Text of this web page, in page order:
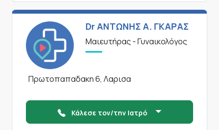
Dr ΑΝΤΩΝΗΣ Α. ΓΚΑΡΑΣ
Μαιευτήρας - Γυναικολόγος
Πρωτοπαπαδακη 6, Λαρισα
Κάλεσε τον/την Ιατρό